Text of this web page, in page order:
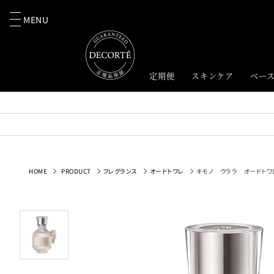
MENU
定期便 スキンケア ベー
HOME PRODUCT フレグランス オードトワレ キモノ ウララ オードトワ